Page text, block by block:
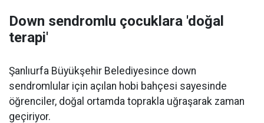
Down sendromlu çocuklara 'doğal
terapi'
Şanlıurfa Büyükşehir Belediyesince down
sendromlular için açılan hobi bahçesi sayesinde
öğrenciler, doğal ortamda toprakla uğraşarak zaman
geçiriyor.